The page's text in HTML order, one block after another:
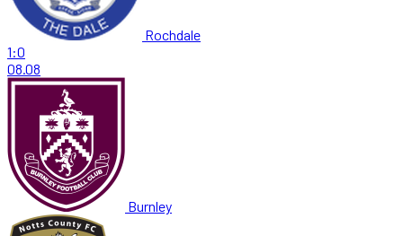
Rochdale
1:0
08.08
Burnley